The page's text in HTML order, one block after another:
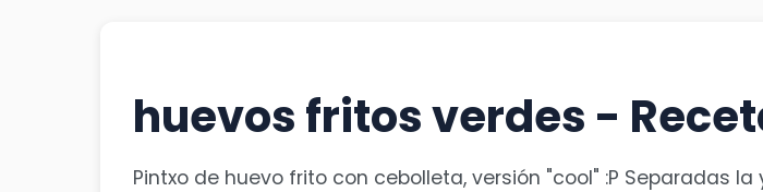
huevos fritos verdes -
Pintxo de huevo frito con cebolleta, versión "cool" :P Separadas